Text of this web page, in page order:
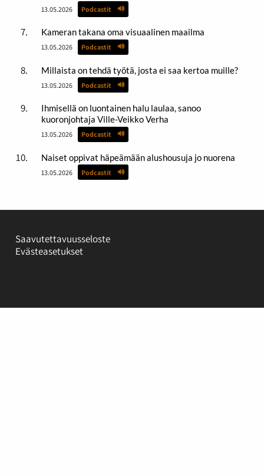
13.05.2026 Podcastit
Kameran takana oma visuaalinen maailma
13.05.2026 Podcastit
Millaista on tehdä työtä, josta ei saa kertoa muille?
13.05.2026 Podcastit
Ihmisellä on luontainen halu laulaa, sanoo
kuoronjohtaja Ville-Veikko Verha
13.05.2026 Podcastit
Naiset oppivat häpeämään alushousuja jo nuorena
13.05.2026 Podcastit
Saavutettavuusseloste
Evästeasetukset